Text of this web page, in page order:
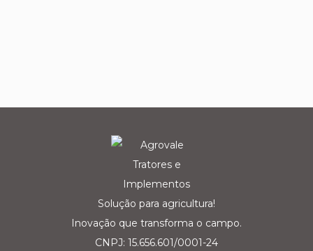
Solução para agricultura!
Inovação que transforma o campo.
CNPJ: 15.656.601/0001-24